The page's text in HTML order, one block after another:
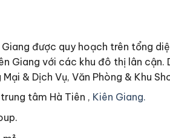
được quy hoạch trên tổng
Giang với các khu đô thị lân
& Dịch Vụ, Văn Phòng & Khu
tâm Hà Tiên , Kiên Giang.